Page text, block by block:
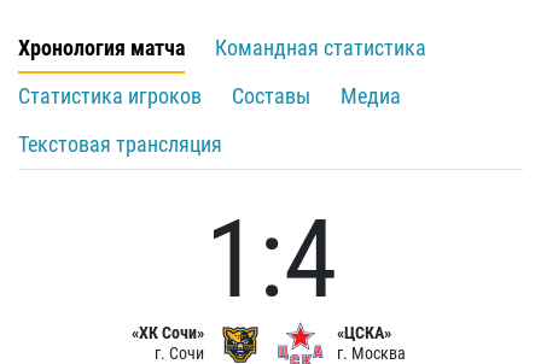
Хронология матча
Командная статистика
Статистика игроков
Составы
Медиа
Текстовая трансляция
«ХК Сочи»
г. Сочи
1:4
«ЦСКА»
г. Москва